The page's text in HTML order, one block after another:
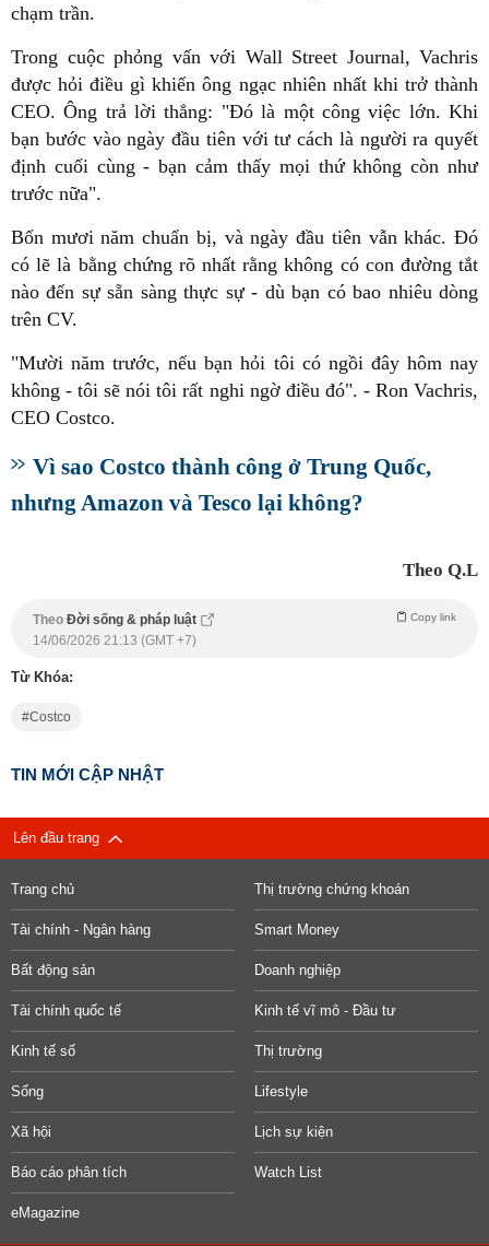
chạm trần.
Trong cuộc phỏng vấn với Wall Street Journal, Vachris
được hỏi điều gì khiến ông ngạc nhiên nhất khi trở thành
CEO. Ông trả lời thẳng: "Đó là một công việc lớn. Khi
bạn bước vào ngày đầu tiên với tư cách là người ra quyết
định cuối cùng - bạn cảm thấy mọi thứ không còn như
trước nữa".
Bốn mươi năm chuẩn bị, và ngày đầu tiên vẫn khác. Đó
có lẽ là bằng chứng rõ nhất rằng không có con đường tắt
nào đến sự sẵn sàng thực sự - dù bạn có bao nhiêu dòng
trên CV.
"Mười năm trước, nếu bạn hỏi tôi có ngồi đây hôm nay
không - tôi sẽ nói tôi rất nghi ngờ điều đó". - Ron Vachris,
CEO Costco.
Vì sao Costco thành công ở Trung Quốc,
nhưng Amazon và Tesco lại không?
Theo Q.L
Theo Đời sống & pháp luật Copy link
14/06/2026 21:13 (GMT +7)
Từ Khóa:
Costco
TIN MỚI CẬP NHẬT
Lên đầu trang
Trang chủ Thị trường chứng khoán
Tài chính - Ngân hàng Smart Money
Bất động sản Doanh nghiệp
Tài chính quốc tế Kinh tế vĩ mô - Đầu tư
Kinh tế số Thị trường
Sống Lifestyle
Xã hội Lịch sự kiện
Báo cáo phân tích Watch List
eMagazine